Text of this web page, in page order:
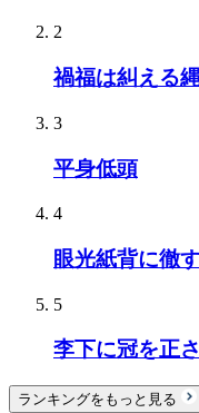
2
禍福は糾える
3
平身低頭
4
眼光紙背に徹
5
李下に冠を正
ランキングをもっと見る